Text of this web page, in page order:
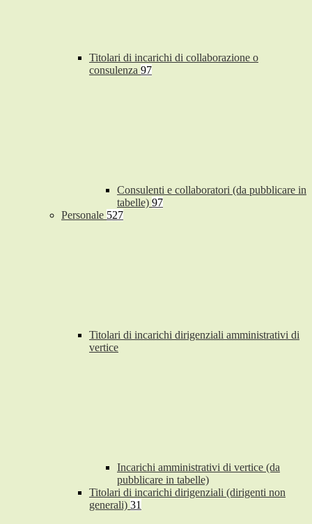
Titolari di incarichi di collaborazione o
consulenza 97
Consulenti e collaboratori (da pubblicare in
tabelle) 97
Personale 527
Titolari di incarichi dirigenziali amministrativi di
vertice
Incarichi amministrativi di vertice (da
pubblicare in tabelle)
Titolari di incarichi dirigenziali (dirigenti non
generali) 31